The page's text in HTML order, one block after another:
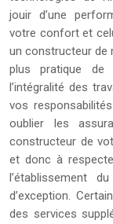
jouir d’une
votre confort et
un constructeur de
plus pratique de
l’intégralité des
vos
oublier les
constructeur de
et donc à
l’établissement
d’exception.
des services